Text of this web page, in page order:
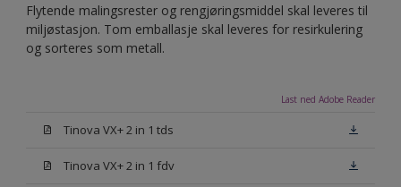
Flytende malingsrester og rengjøringsmiddel skal leveres til
miljøstasjon. Tom emballasje skal leveres for resirkulering
og sorteres som metall.
Last ned Adobe Reader
Tinova VX+ 2 in 1 tds
Tinova VX+ 2 in 1 fdv